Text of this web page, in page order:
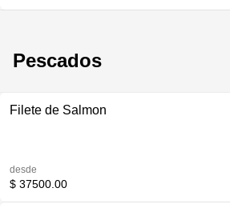
Pescados
Filete de Salmon
desde
$ 37500.00